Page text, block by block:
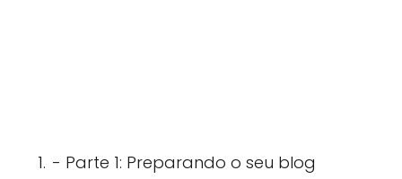
- Parte 1: Preparando o seu blog